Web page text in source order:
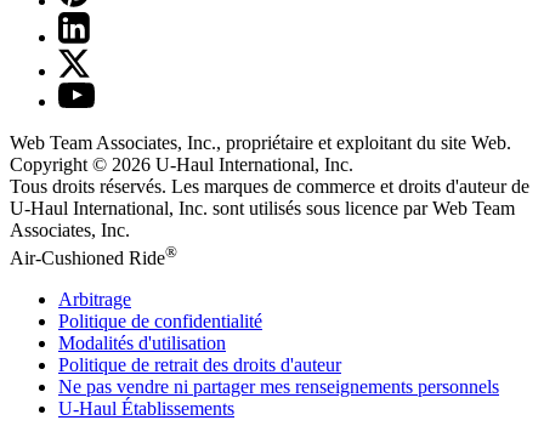
Web Team Associates, Inc., propriétaire et exploitant du site Web.
Copyright © 2026 U-Haul International, Inc.
Tous droits réservés. Les marques de commerce et droits d'auteur de
U-Haul International, Inc. sont utilisés sous licence par Web Team
Associates, Inc.
Air-Cushioned Ride®
Arbitrage
Politique de confidentialité
Modalités d'utilisation
Politique de retrait des droits d'auteur
Ne pas vendre ni partager mes renseignements personnels
U-Haul Établissements